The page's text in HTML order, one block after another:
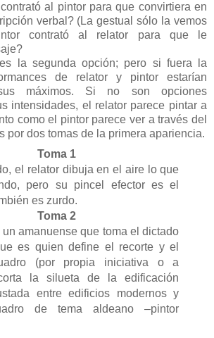
al pintor para que convirtiera en
verbal? (La gestual sólo la vemos
contrató al relator para que le
la segunda opción; pero si fuera la
de relator y pintor estarían
máximos. Si no son opciones
intensidades, el relator parece pintar a
como el pintor parece ver a través del
por dos tomas de la primera apariencia.
Toma 1
el relator dibuja en el aire lo que
pero su pincel efector es el
es zurdo.
Toma 2
amanuense que toma el dictado
es quien define el recorte y el
(por propia iniciativa o a
la silueta de la edificación
entre edificios modernos y
de tema aldeano –pintor